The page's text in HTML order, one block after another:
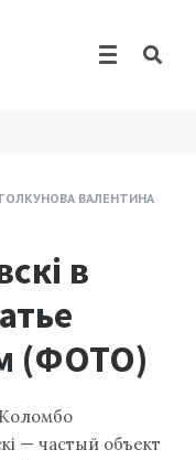
ВАЛЕНТИНА
в
(ФОТО)
— частый объект